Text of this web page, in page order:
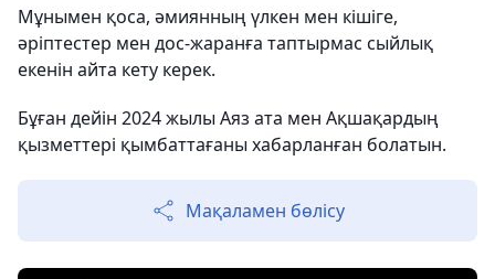
Мұнымен қоса, әмиянның үлкен мен кішіге,
әріптестер мен дос-жаранға таптырмас сыйлық
екенін айта кету керек.
Бұған дейін 2024 жылы Аяз ата мен Ақшақардың
қызметтері қымбаттағаны хабарланған болатын.
Мақаламен бөлісу